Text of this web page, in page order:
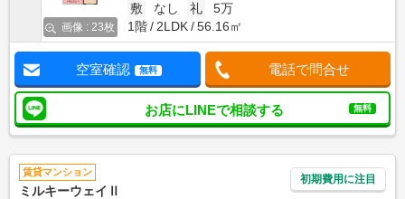
画像 : 23枚
敷
なし 礼
5万
1階
2LDK 56.16㎡
空室確認 無料 電話で問合せ
お店にLINEで相談する 無料
賃貸マンション
ミルキーウェイⅡ
初期費用に注目